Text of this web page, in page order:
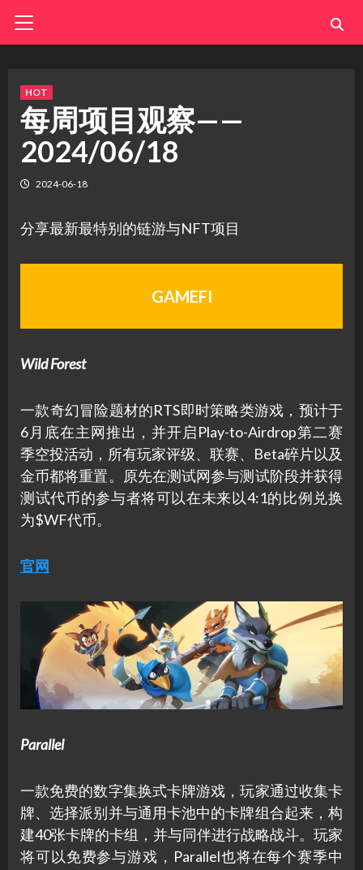
Menu
HOT
每周项目观察——
2024/06/18
2024-06-18
分享最新最特别的链游与NFT项目
GAMEFI
Wild Forest
一款奇幻冒险题材的RTS即时策略类游戏，预计于
6月底在主网推出，并开启Play-to-Airdrop第二赛
季空投活动，所有玩家评级、联赛、Beta碎片以及
金币都将重置。原先在测试网参与测试阶段并获得
测试代币的参与者将可以在未来以4:1的比例兑换
为$WF代币。
官网
Parallel
一款免费的数字集换式卡牌游戏，玩家通过收集卡
牌、选择派别并与通用卡池中的卡牌组合起来，构
建40张卡牌的卡组，并与同伴进行战略战斗。玩家
将可以免费参与游戏，Parallel也将在每个赛季中